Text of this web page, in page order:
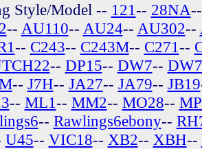
Style/Model -- 121-- 28NA
-- AU110-- AU24-- AU302--
-- C243-- C243M-- C271--
-- DP15-- DW7--
-- J7H-- JA27-- JA79-- JB19
-- ML1-- MM2-- MO28--
-- Rawlings6ebony--
U45-- VIC18-- XB2-- XBH--